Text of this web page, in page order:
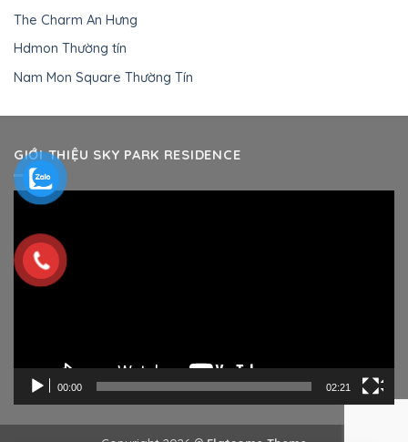
The Charm An Hưng
Hdmon Thường tín
Nam Mon Square Thường Tín
GIỚI THIỆU SKY PARK RESIDENCE
Trình
Video
00:00 02:21